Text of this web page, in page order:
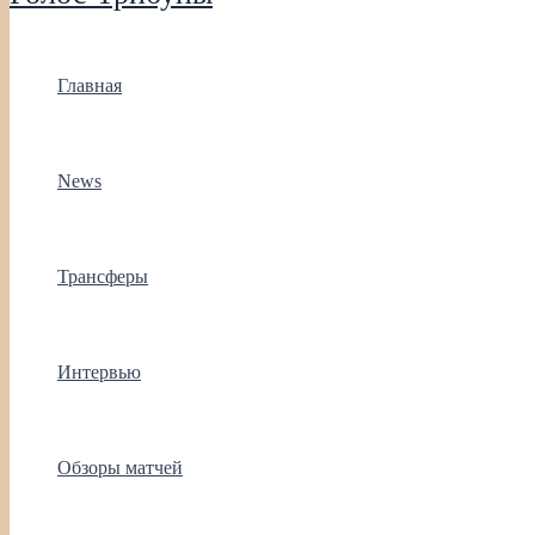
Главная
News
Трансферы
Интервью
Обзоры матчей